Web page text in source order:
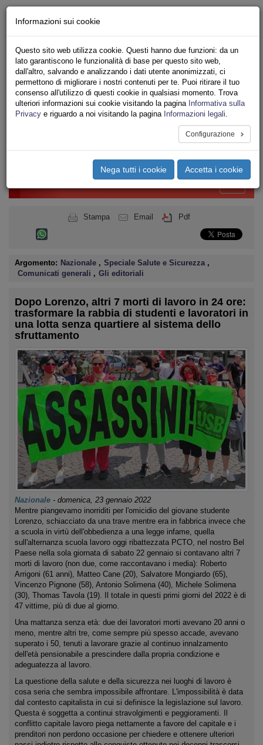
Iscriviti
Ricerca
Area Stampa
Privacy
UNIONE SINDACALE DI BASE
CONFEDERAZIONE NAZIONALE
Toggle
Stampa Email Pdf
Argomento: Nazionale , Speciale Salute e Sicurezza ,
Comunicati generali , Gli editoriali
Dopo Lorenzo, altri 7 morti di lavoro in 24 ore:
trasformare la rabbia di studenti e lavoratori in
una lotta senza quartiere al sistema dello
sfruttamento
Nazionale - domenica, 23 gennaio 2022
Mentre piangevamo inorriditi per l'omicidio del giovane studente
Lorenzo, schiacciato da una trave mentre era in fabbrica invece che
a scuola in virtù dell'obbedienza a una legge infame, quella
sull'alternanza scuola lavoro oggi ribattezzata PCTO, nel nostro Bel
Paese nella sola giornata di sabato 22 gennaio si contavano altri 7
morti di lavoro (non due, come raccontavano i media): Roberto
Arrigoni (61 anni), Matteo Cane (20), Salvatore Mongiardo (65),
Vincenzo Pignone (58), Antonio Solimena (40), Michele Solimena
(30), Thomas Tavola (19). Il totale in questi primi giorni del 2022 è di
47 vittime, più di due al giorno.
Una mattanza senza età: due dei lavoratori morti avevano 20 anni o
meno, mentre altri tre, come sempre più spesso accade, avevano
superato i 50, tenuti a lavorare grazie al continuo innalzamento
dell'età pensionabile a prescindere dalla propria condizione e
adeguatezza al lavoro.
La questione della salute e della sicurezza nei luoghi di lavoro è
cosa seria che sembra impossibile affrontare. L'impossibilità è data
dal contesto capitalista in cui si definisce la legislazione sul lavoro.
Questa è soggetta a continui stravolgimenti e peggioramenti. Il
conflitto capitale lavoro piega nettamente a favore del capitale e i
prenditori non perdono occasione per chiedere e ottenere ulteriori
Informazioni sui cookie
Questo sito web utilizza cookie. Questi hanno due funzioni: da un
lato garantiscono le funzionalità di base per questo sito web,
dall'altro, salvando e analizzando i dati utente anonimizzati, ci
permettono di migliorare i nostri contenuti per te. Puoi ritirare il tuo
consenso all'utilizzo di questi cookie in qualsiasi momento. Trova
ulteriori informazioni sui cookie visitando la pagina Informativa sulla
Privacy e riguardo a noi visitando la pagina Informazioni legali.
Configurazione
Nega tutti i cookie Accetta i cookie